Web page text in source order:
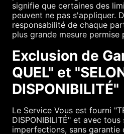
signifie que certaines des
peuvent ne pas s'appliquer.
responsabilité de chaque
plus grande mesure permise
Exclusion de
QUEL" et
DISPONIBILITÉ"
Le Service Vous est fourni
DISPONIBILITÉ" et avec
imperfections, sans garantie